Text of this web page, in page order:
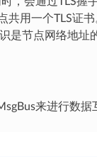
用一个TLS证书
是节点网络地址
来进行数据